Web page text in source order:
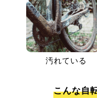
汚れている
こんな自